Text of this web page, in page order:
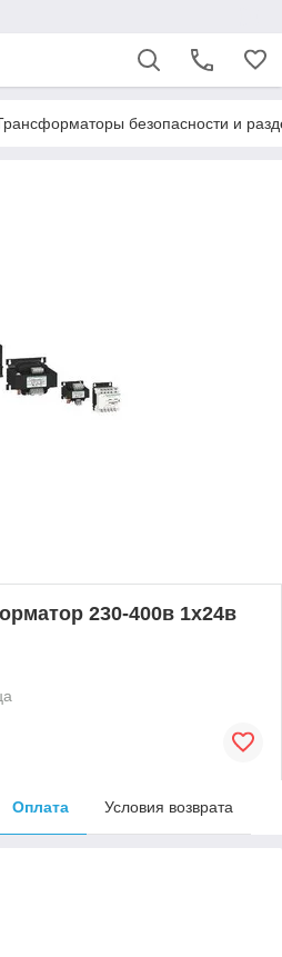
безопасности и
230-400в 1x24в
Оплата Условия возврата